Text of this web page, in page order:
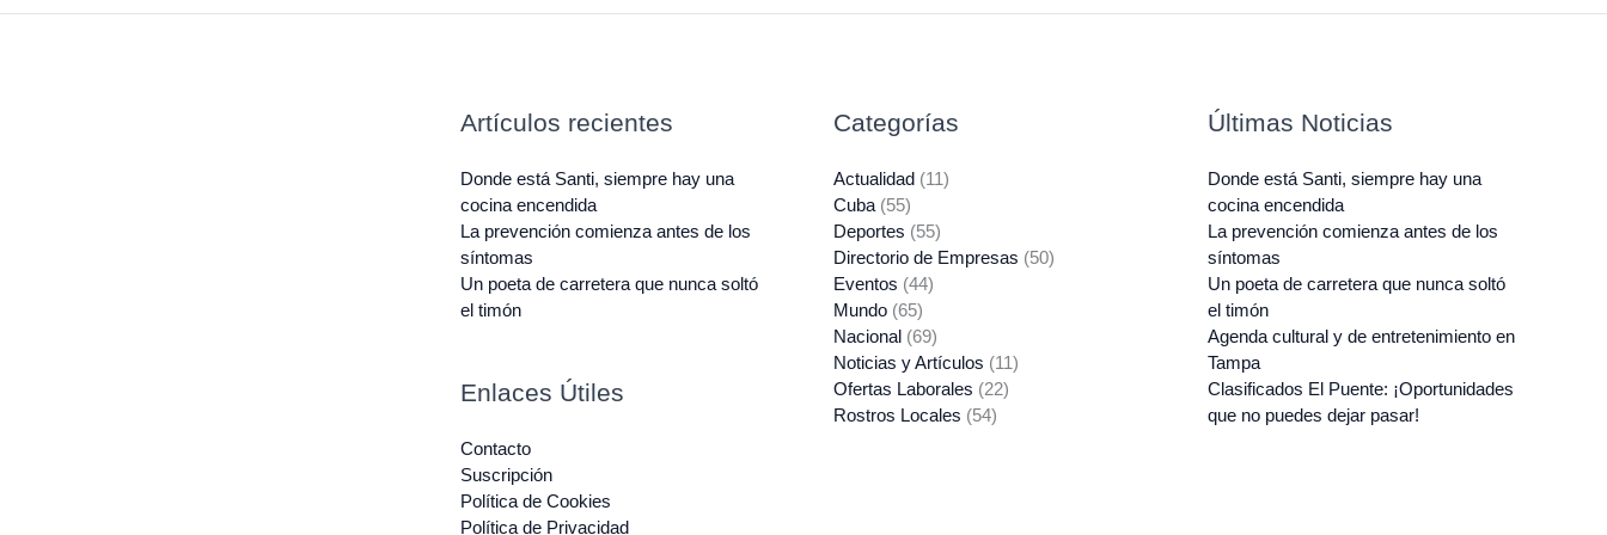
Artículos recientes
Donde está Santi, siempre hay una
cocina encendida
La prevención comienza antes de los
síntomas
Un poeta de carretera que nunca soltó
el timón
Enlaces Útiles
Contacto
Suscripción
Política de Cookies
Política de Privacidad
Categorías
Actualidad (11)
Cuba (55)
Deportes (55)
Directorio de Empresas (50)
Eventos (44)
Mundo (65)
Nacional (69)
Noticias y Artículos (11)
Ofertas Laborales (22)
Rostros Locales (54)
Últimas Noticias
Donde está Santi, siempre hay una
cocina encendida
La prevención comienza antes de los
síntomas
Un poeta de carretera que nunca soltó
el timón
Agenda cultural y de entretenimiento en
Tampa
Clasificados El Puente: ¡Oportunidades
que no puedes dejar pasar!